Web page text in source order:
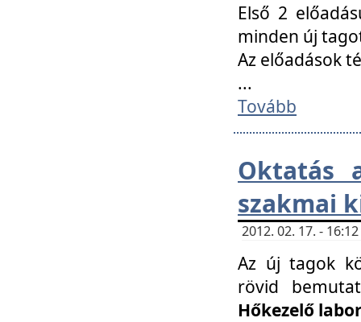
Első 2
minden új
Az előadások
...
Tovább
Oktatás
szakmai
2012. 02. 17. -
Az új tagok
rövid
Hőkezelő